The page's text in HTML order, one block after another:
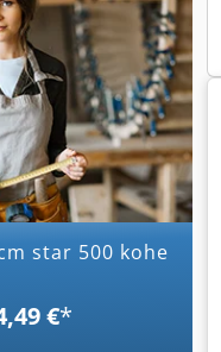
star 500 kohe
€*
Acm Jahutid